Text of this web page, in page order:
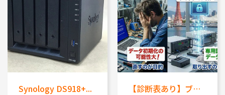
Synology DS918+...
【診断表あり】ブルースクリーン...